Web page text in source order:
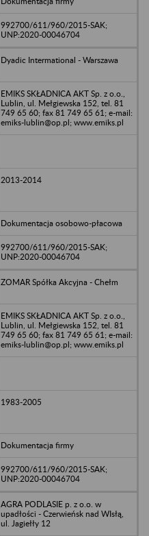
992700/611/960/2015-SAK;
UNP:2020-00046704
Dyadic Intermational - Warszawa
EMIKS SKŁADNICA AKT Sp. z o.o.,
Lublin, ul. Mełgiewska 152, tel. 81
749 65 60; fax 81 749 65 61; e-mail:
emiks-lublin@op.pl; www.emiks.pl
2013-2014
Dokumentacja osobowo-płacowa
992700/611/960/2015-SAK;
UNP:2020-00046704
ZOMAR Spółka Akcyjna - Chełm
EMIKS SKŁADNICA AKT Sp. z o.o.,
Lublin, ul. Mełgiewska 152, tel. 81
749 65 60; fax 81 749 65 61; e-mail:
emiks-lublin@op.pl; www.emiks.pl
1983-2005
Dokumentacja firmy
992700/611/960/2015-SAK;
UNP:2020-00046704
AGRA PODLASIE p. z o.o. w
upadłości - Czerwieńsk nad WIsłą,
ul. Jagiełły 12